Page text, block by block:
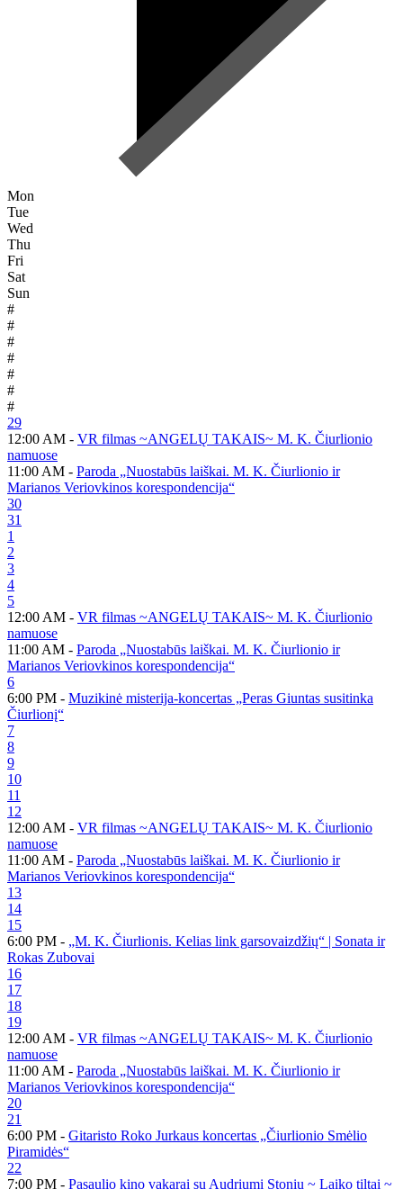
Mon
Tue
Wed
Thu
Fri
Sat
Sun
#
#
#
#
#
#
#
29
12:00 AM - VR filmas ~ANGELŲ TAKAIS~ M. K. Čiurlionio
namuose
11:00 AM - Paroda „Nuostabūs laiškai. M. K. Čiurlionio ir
Marianos Veriovkinos korespondencija“
30
31
1
2
3
4
5
12:00 AM - VR filmas ~ANGELŲ TAKAIS~ M. K. Čiurlionio
namuose
11:00 AM - Paroda „Nuostabūs laiškai. M. K. Čiurlionio ir
Marianos Veriovkinos korespondencija“
6
6:00 PM - Muzikinė misterija-koncertas „Peras Giuntas susitinka
Čiurlionį“
7
8
9
10
11
12
12:00 AM - VR filmas ~ANGELŲ TAKAIS~ M. K. Čiurlionio
namuose
11:00 AM - Paroda „Nuostabūs laiškai. M. K. Čiurlionio ir
Marianos Veriovkinos korespondencija“
13
14
15
6:00 PM - „M. K. Čiurlionis. Kelias link garsovaizdžių“ | Sonata ir
Rokas Zubovai
16
17
18
19
12:00 AM - VR filmas ~ANGELŲ TAKAIS~ M. K. Čiurlionio
namuose
11:00 AM - Paroda „Nuostabūs laiškai. M. K. Čiurlionio ir
Marianos Veriovkinos korespondencija“
20
21
6:00 PM - Gitaristo Roko Jurkaus koncertas „Čiurlionio Smėlio
Piramidės“
22
7:00 PM - Pasaulio kino vakarai su Audriumi Stoniu ~ Laiko tiltai ~